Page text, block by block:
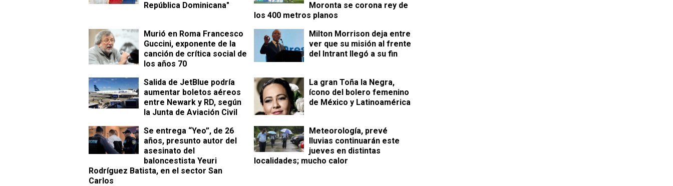
República Dominicana"
Moronta se corona rey de
los 400 metros planos
Murió en Roma Francesco
Guccini, exponente de la
canción de crítica social de
los años 70
Milton Morrison deja entre
ver que su misión al frente
del Intrant llegó a su fin
Salida de JetBlue podría
aumentar boletos aéreos
entre Newark y RD, según
la Junta de Aviación Civil
La gran Toña la Negra,
ícono del bolero femenino
de México y Latinoamérica
Se entrega “Yeo”, de 26
años, presunto autor del
asesinato del
baloncestista Yeuri
Rodríguez Batista, en el sector San
Carlos
Meteorología, prevé
lluvias continuarán este
jueves en distintas
localidades; mucho calor